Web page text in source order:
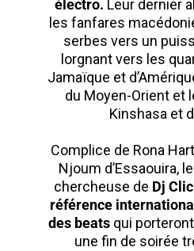
électro. Leur dernier
les fanfares
serbes vers un
lorgnant vers les
Jamaïque et
du Moyen-Orient et
Kinshasa et
Complice de Rona
Njoum d’Essaouira,
chercheuse de Dj
référence
des beatsqui
une fin de soirée